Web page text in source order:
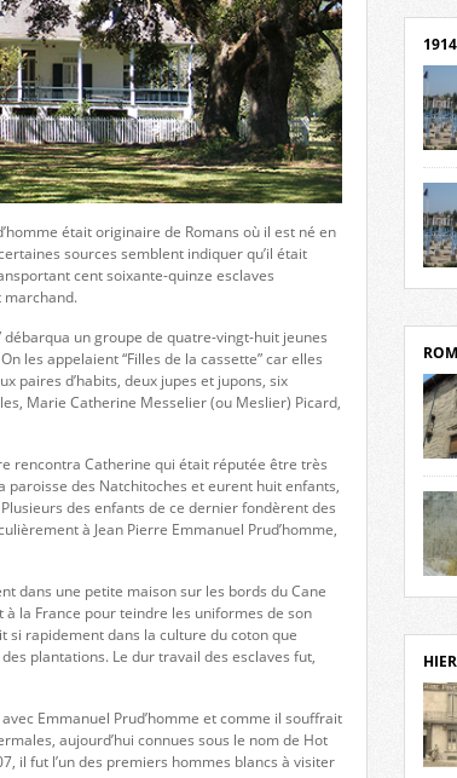
était originaire de Romans où il est né en
sources semblent indiquer qu’il était
cent soixante-quinze esclaves
marchand.
débarqua un groupe de quatre-vingt-huit jeunes
les appelaient “Filles de la cassette” car elles
paires d’habits, deux jupes et jupons, six
Marie Catherine Messelier (ou Meslier) Picard,
rencontra Catherine qui était réputée être très
des Natchitoches et eurent huit enfants,
des enfants de ce dernier fondèrent des
à Jean Pierre Emmanuel Prud’homme,
dans une petite maison sur les bords du Cane
à la France pour teindre les uniformes de son
si rapidement dans la culture du coton que
plantations. Le dur travail des esclaves fut,
Emmanuel Prud’homme et comme il souffrait
aujourd’hui connues sous le nom de Hot
il fut l’un des premiers hommes blancs à visiter
par
de